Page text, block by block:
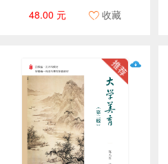
48.00 元 收藏